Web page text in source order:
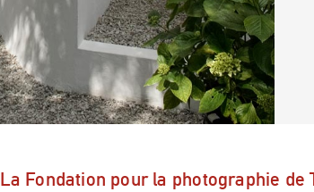
La Fondation pour la photographie